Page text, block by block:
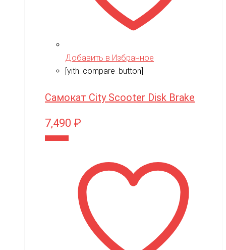
Добавить в Избранное
[yith_compare_button]
Самокат City Scooter Disk Brake
7,490 ₽